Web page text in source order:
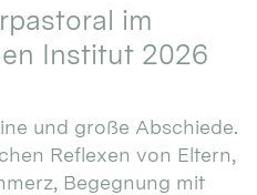
im
Institut 2026
und große Abschiede.
Reflexen von Eltern,
Begegnung mit